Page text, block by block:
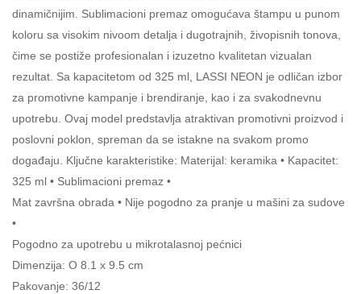
dinamičnijim. Sublimacioni premaz omogućava štampu u punom
koloru sa visokim nivoom detalja i dugotrajnih, živopisnih tonova,
čime se postiže profesionalan i izuzetno kvalitetan vizualan
rezultat. Sa kapacitetom od 325 ml, LASSI NEON je odličan izbor
za promotivne kampanje i brendiranje, kao i za svakodnevnu
upotrebu. Ovaj model predstavlja atraktivan promotivni proizvod i
poslovni poklon, spreman da se istakne na svakom promo
događaju. Ključne karakteristike: Materijal: keramika • Kapacitet:
325 ml • Sublimacioni premaz •
Mat završna obrada • Nije pogodno za pranje u mašini za sudove
•
Pogodno za upotrebu u mikrotalasnoj pećnici
Dimenzija: O 8.1 x 9.5 cm
Pakovanje: 36/12